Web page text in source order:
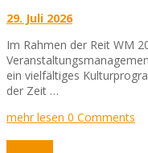
29. Juli 2026
Im Rahmen der Reit WM
ein vielfältiges
der Zeit …
mehr lesen 0 Comments